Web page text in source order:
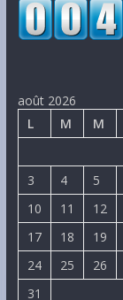
août 2026
L
M M
3
4 5
10
11 12
17
18 19
24
25 26
31